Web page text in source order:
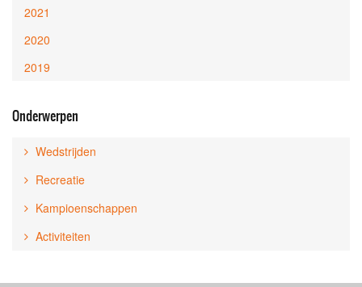
2021
2020
2019
Onderwerpen
Wedstrijden
Recreatie
Kampioenschappen
Activiteiten